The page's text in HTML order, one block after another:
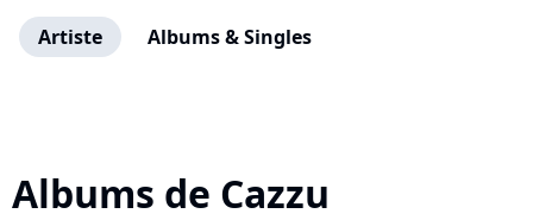
Artiste Albums & Singles
Albums de Cazzu